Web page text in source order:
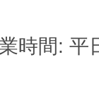
時間: 平